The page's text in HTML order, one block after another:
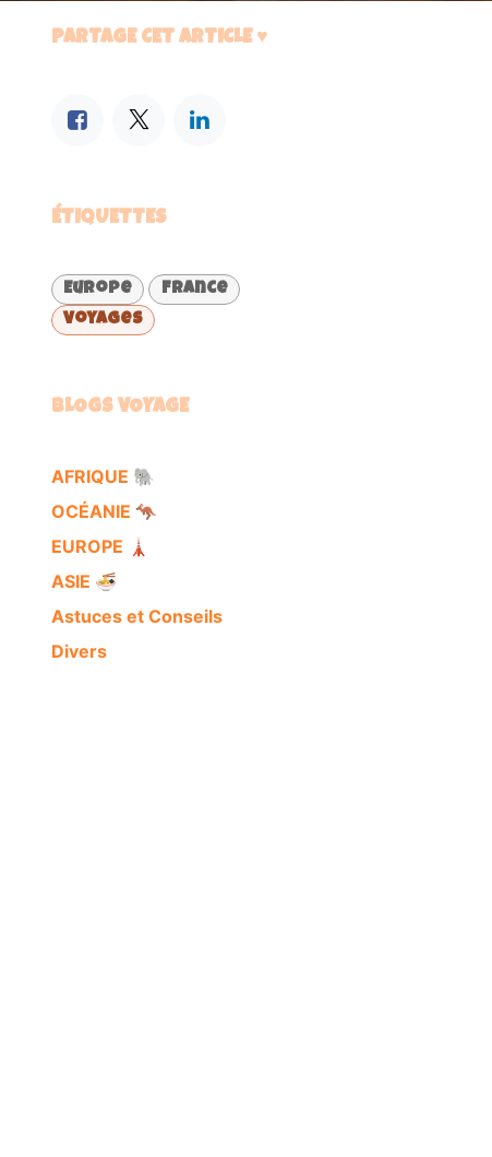
PARTAGE CET ARTICLE ♥
ÉTIQUETTES
Europe
France
Voyages
BLOGS VOYAGE
AFRIQUE 🐘
OCÉANIE 🦘
EUROPE 🗼
ASIE 🍜
Astuces et Conseils
Divers